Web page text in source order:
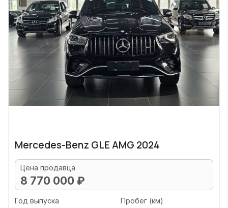
Mercedes-Benz GLE AMG 2024
Цена продавца
8 770 000 ₽
Год выпуска Пробег (км)